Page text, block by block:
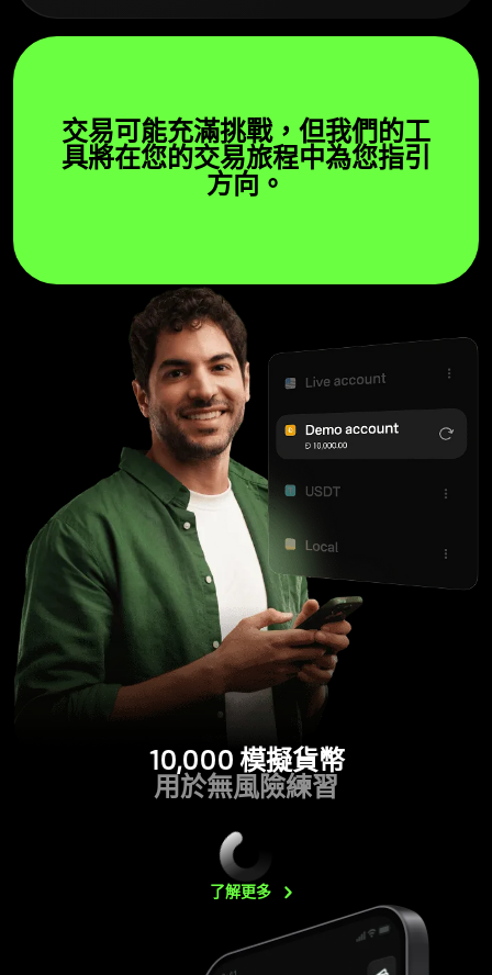
交易可能充滿挑戰，但我們的工
具將在您的交易旅程中為您指引
方向。
10,000 模擬貨幣
用於無風險練習
了解更多